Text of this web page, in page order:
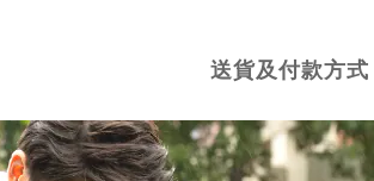
送貨及付款方式